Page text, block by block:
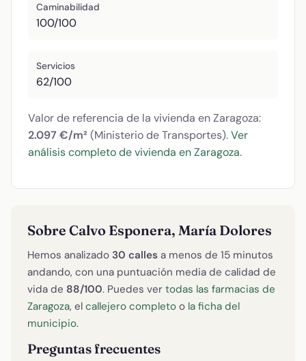
Caminabilidad
100/100
Servicios
62/100
Valor de referencia de la vivienda en Zaragoza:
2.097 €/m² (Ministerio de Transportes).Ver
análisis completo de vivienda en Zaragoza.
Sobre Calvo Esponera, María Dolores
Hemos analizado 30 calles a menos de 15 minutos
andando, con una puntuación media de calidad de
vida de 88/100. Puedes ver todas las farmacias de
Zaragoza, el callejero completo o la ficha del
municipio.
Preguntas frecuentes